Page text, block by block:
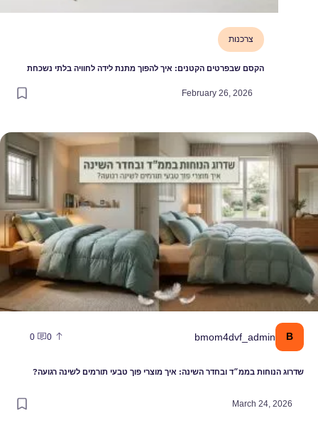
צרכנות
הקסם שבפרטים הקטנים: איך להפוך מתנת לידה לחוויה בלתי נשכחת
February 26, 2026
B
bmom4dvf_admin
0
0
שדרוג הנוחות בממ״ד ובחדר השינה: איך מוצרי פוך טבעי תורמים לשינה רגועה?
March 24, 2026
שדרוג הנוחות בממ״ד ובחדר השינה: איך מוצרי פוך טבעי תורמים לשינה